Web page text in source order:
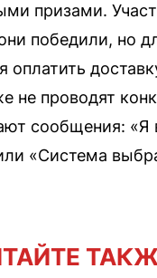
призами.
победили, но
оплатить
не проводят
сообщения: «Я
«Система